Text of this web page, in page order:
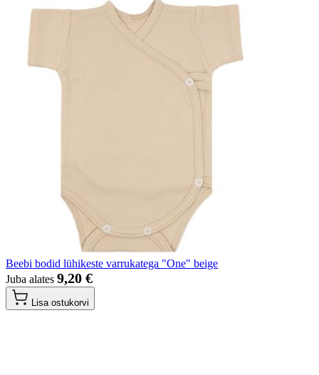
Beebi bodid lühikeste varrukatega "One" beige
Juba alates 9,20 €
Lisa ostukorvi